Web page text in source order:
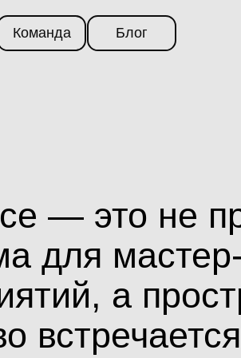
Блог
это не просто
мастер-
а
Блог